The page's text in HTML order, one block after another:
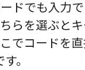
ードでも入力
らを選ぶと
でコードを
。